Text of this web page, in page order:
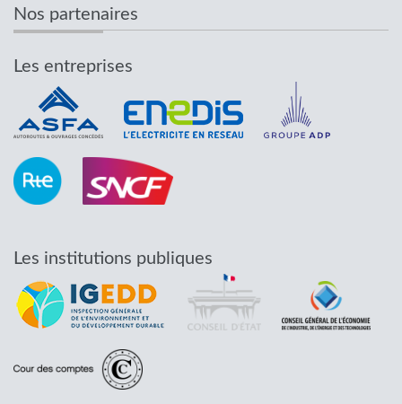
Nos partenaires
Les entreprises
Les institutions publiques